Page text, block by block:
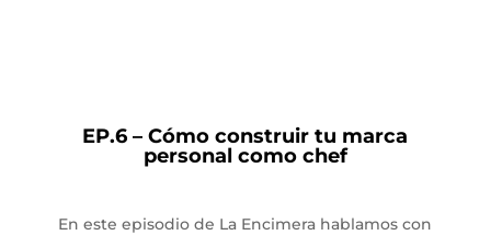
EP.6 – Cómo construir tu marca
personal como chef
En este episodio de La Encimera hablamos con